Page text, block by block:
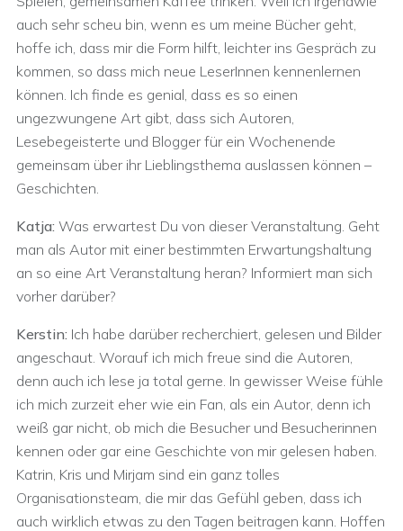
auch sehr scheu bin, wenn es um meine Bücher geht,
hoffe ich, dass mir die Form hilft, leichter ins Gespräch zu
kommen, so dass mich neue LeserInnen kennenlernen
können. Ich finde es genial, dass es so einen
ungezwungene Art gibt, dass sich Autoren,
Lesebegeisterte und Blogger für ein Wochenende
gemeinsam über ihr Lieblingsthema auslassen können –
Geschichten.
Katja: Was erwartest Du von dieser Veranstaltung. Geht
man als Autor mit einer bestimmten Erwartungshaltung
an so eine Art Veranstaltung heran? Informiert man sich
vorher darüber?
Kerstin: Ich habe darüber recherchiert, gelesen und Bilder
angeschaut. Worauf ich mich freue sind die Autoren,
denn auch ich lese ja total gerne. In gewisser Weise fühle
ich mich zurzeit eher wie ein Fan, als ein Autor, denn ich
weiß gar nicht, ob mich die Besucher und Besucherinnen
kennen oder gar eine Geschichte von mir gelesen haben.
Katrin, Kris und Mirjam sind ein ganz tolles
Organisationsteam, die mir das Gefühl geben, dass ich
auch wirklich etwas zu den Tagen beitragen kann. Hoffen